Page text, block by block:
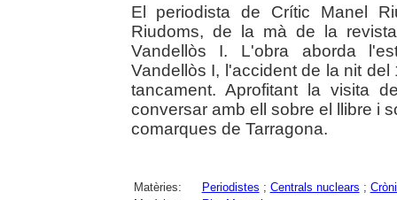
El periodista de Crític Manel
Riudoms, de la mà de la
Vandellòs I. L'obra aborda
Vandellòs I, l'accident de la nit
tancament. Aprofitant la visita
conversar amb ell sobre el llibre i
comarques de Tarragona.
Matèries: Periodistes ; Centrals nuclears ;